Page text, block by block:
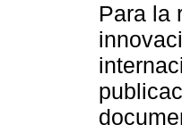
Para la